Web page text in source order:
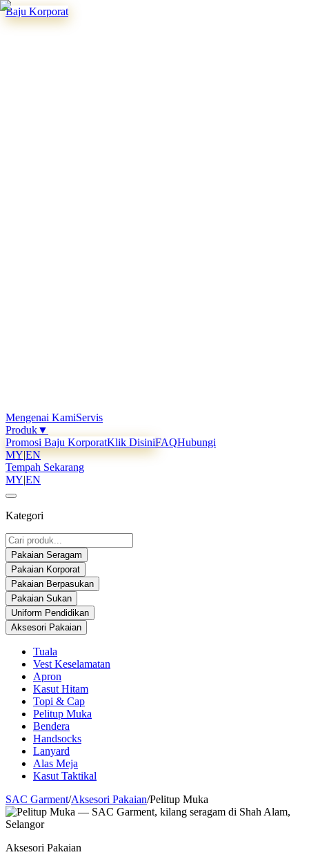
Baju Korporat
Mengenai KamiServis
Produk▼
Promosi Baju KorporatKlik DisiniFAQHubungi
MY|EN
Tempah Sekarang
MY|EN
Kategori
Pakaian Seragam
Pakaian Korporat
Pakaian Berpasukan
Pakaian Sukan
Uniform Pendidikan
Aksesori Pakaian
Tuala
Vest Keselamatan
Apron
Kasut Hitam
Topi & Cap
Pelitup Muka
Bendera
Handsocks
Lanyard
Alas Meja
Kasut Taktikal
SAC Garment/Aksesori Pakaian/Pelitup Muka
Aksesori Pakaian